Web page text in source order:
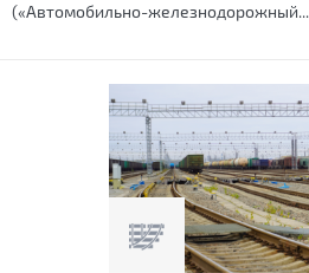
(«Автомобильно-железнодорожный...